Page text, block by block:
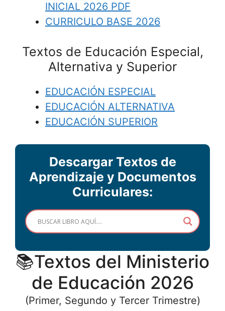
INICIAL 2026 PDF
CURRICULO BASE 2026
Textos de Educación Especial,
Alternativa y Superior
EDUCACIÓN ESPECIAL
EDUCACIÓN ALTERNATIVA
EDUCACIÓN SUPERIOR
Descargar Textos de
Aprendizaje y Documentos
Curriculares:
📚Textos del Ministerio
de Educación 2026
(Primer, Segundo y Tercer Trimestre)